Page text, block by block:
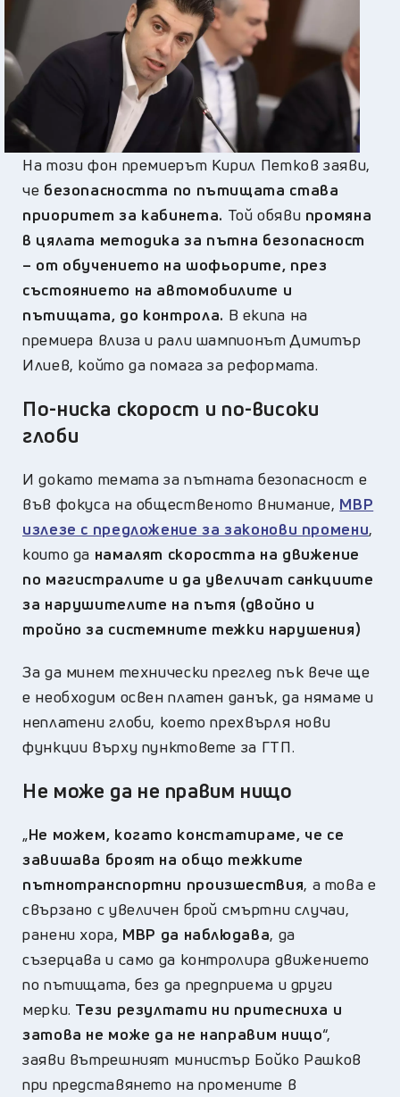
На този фон премиерът Кирил Петков заяви,
че безопасността по пътищата става
приоритет за кабинета. Той обяви промяна
в цялата методика за пътна безопасност
– от обучението на шофьорите, през
състоянието на автомобилите и
пътищата, до контрола. В екипа на
премиера влиза и рали шампионът Димитър
Илиев, който да помага за реформата.
По-ниска скорост и по-високи
глоби
И докато темата за пътната безопасност е
във фокуса на общественото внимание, МВР
излезе с предложение за законови промени,
които да намалят скоростта на движение
по магистралите и да увеличат санкциите
за нарушителите на пътя (двойно и
тройно за системните тежки нарушения)
За да минем технически преглед пък вече ще
е необходим освен платен данък, да нямаме и
неплатени глоби, което прехвърля нови
функции върху пунктовете за ГТП.
Не може да не правим нищо
„Не можем, когато констатираме, че се
завишава броят на общо тежките
пътнотранспортни произшествия, а това е
свързано с увеличен брой смъртни случаи,
ранени хора, МВР да наблюдава, да
съзерцава и само да контролира движението
по пътищата, без да предприема и други
мерки. Тези резултати ни притесниха и
затова не може да не направим нищо“,
заяви вътрешният министър Бойко Рашков
при представянето на промените в